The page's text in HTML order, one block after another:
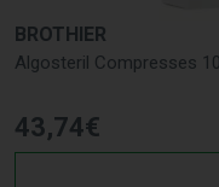
BROTHIER
Algosteril Compresses
43,74€